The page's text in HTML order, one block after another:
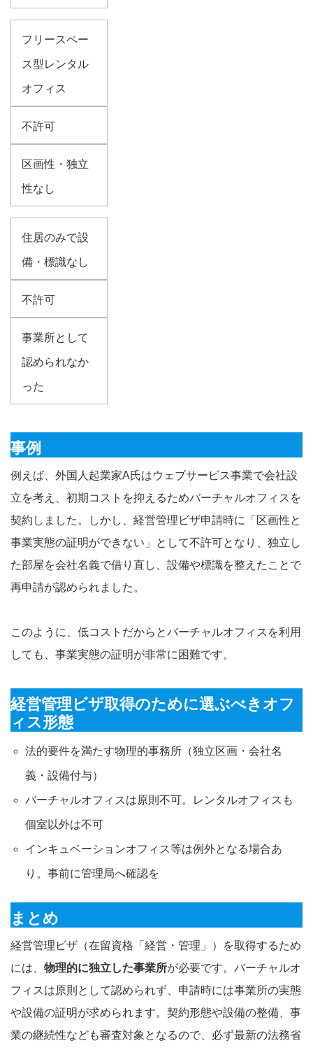
フリースペー
ス型レンタル
オフィス
不許可
区画性・独立
性なし
住居のみで設
備・標識なし
不許可
事業所として
認められなか
った
事例
例えば、外国人起業家A氏はウェブサービス事業で会社設
立を考え、初期コストを抑えるためバーチャルオフィスを
契約しました。しかし、経営管理ビザ申請時に「区画性と
事業実態の証明ができない」として不許可となり、独立し
た部屋を会社名義で借り直し、設備や標識を整えたことで
再申請が認められました。
このように、低コストだからとバーチャルオフィスを利用
しても、事業実態の証明が非常に困難です。
経営管理ビザ取得のために選ぶべきオフ
ィス形態
法的要件を満たす物理的事務所（独立区画・会社名
義・設備付与）
バーチャルオフィスは原則不可。レンタルオフィスも
個室以外は不可
インキュベーションオフィス等は例外となる場合あ
り。事前に管理局へ確認を
まとめ
経営管理ビザ（在留資格「経営・管理」）を取得するため
には、 物理的に独立した事業所が必要です。バーチャルオ
フィスは原則として認められず、申請時には事業所の実態
や設備の証明が求められます。契約形態や設備の整備、事
業の継続性なども審査対象となるので、必ず最新の法務省